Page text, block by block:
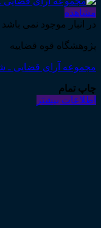
مشاهده
در انبار موجود نمی باشد
پژوهشگاه قوه قضاییه
مجموعه آرای قضایی ـ
چاپ تمام
اطلاعات بیشتر